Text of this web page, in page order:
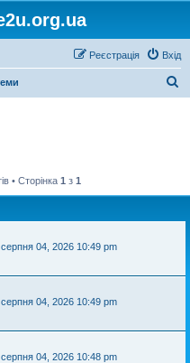
Вхід
Реєстрація
• Сторінка 1 з 1
серпня 04, 2026 10:49 pm
серпня 04, 2026 10:49 pm
серпня 04, 2026 10:48 pm